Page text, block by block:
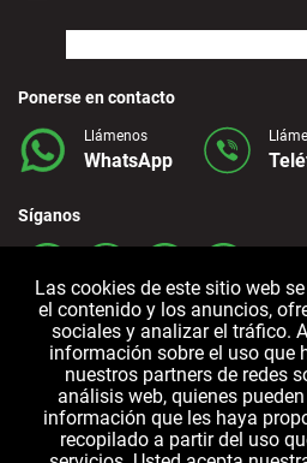
Ponerse en contacto
Llámenos
WhatsApp
Síganos
Términos y
Condiciones
Política
Las cookies de este sitio web
el contenido y los anuncios,
sociales y analizar el tráfico.
información sobre el uso que
nuestros partners de redes
análisis web, quienes
información que les haya
recopilado a partir del uso